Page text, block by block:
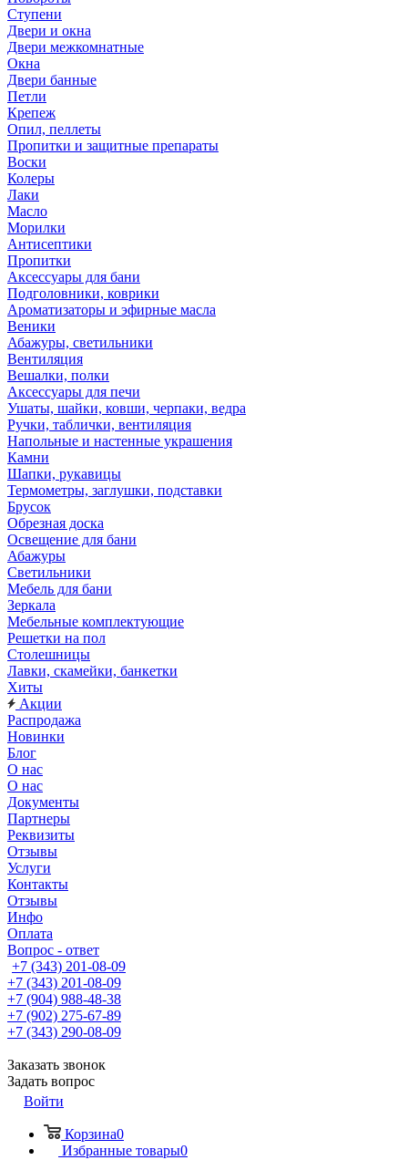
Ступени
Двери и окна
Двери межкомнатные
Окна
Двери банные
Петли
Крепеж
Опил, пеллеты
Пропитки и защитные препараты
Воски
Колеры
Лаки
Масло
Морилки
Антисептики
Пропитки
Аксессуары для бани
Подголовники, коврики
Ароматизаторы и эфирные масла
Веники
Абажуры, светильники
Вентиляция
Вешалки, полки
Аксессуары для печи
Ушаты, шайки, ковши, черпаки, ведра
Ручки, таблички, вентиляция
Напольные и настенные украшения
Камни
Шапки, рукавицы
Термометры, заглушки, подставки
Брусок
Обрезная доска
Освещение для бани
Абажуры
Светильники
Мебель для бани
Зеркала
Мебельные комплектующие
Решетки на пол
Столешницы
Лавки, скамейки, банкетки
Хиты
Акции
Распродажа
Новинки
Блог
О нас
О нас
Документы
Партнеры
Реквизиты
Отзывы
Услуги
Контакты
Отзывы
Инфо
Оплата
Вопрос - ответ
+7 (343) 201-08-09
+7 (343) 201-08-09
+7 (904) 988-48-38
+7 (902) 275-67-89
+7 (343) 290-08-09
Заказать звонок
Задать вопрос
Войти
Корзина0
Избранные товары0